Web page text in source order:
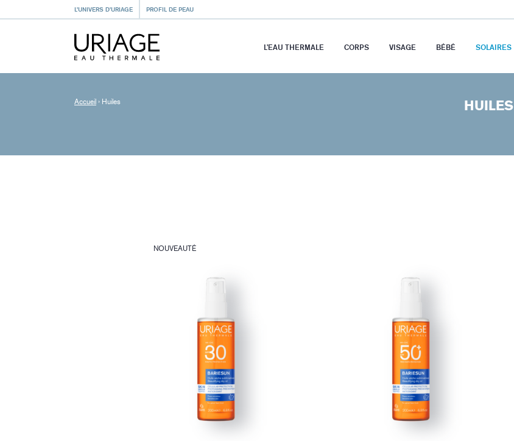
L’UNIVERS D’URIAGE PROFIL DE PEAU
L’EAU THERMALE CORPS VISAGE BÉBÉ SOLAIRES
Accueil › Huiles HUILES
NOUVEAUTÉ